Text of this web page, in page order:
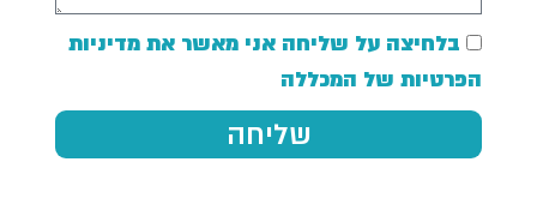
בלחיצה על שליחה אני מאשר את מדיניות
הפרטיות של המכללה
שליחה